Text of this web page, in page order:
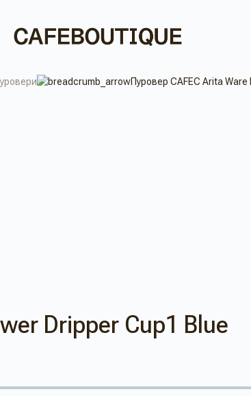
Пуровер CAFEC Arita
Dripper Cup1 Blue